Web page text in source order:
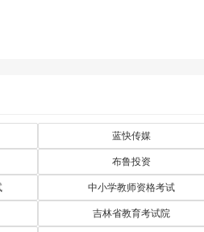
蓝快传媒
布鲁投资
中小学教师资格考试
吉林省教育考试院